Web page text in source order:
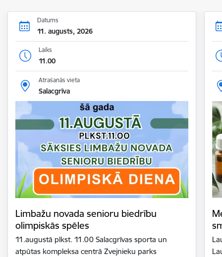
Datums
11. augusts, 2026
Laiks
11.00
Atrašanās vieta
Salacgrīva
Limbažu novada senioru biedrību
olimpiskās spēles
11.augustā plkst. 11.00 Salacgrīvas sporta un
atpūtas kompleksa centrā Zvejnieku parks